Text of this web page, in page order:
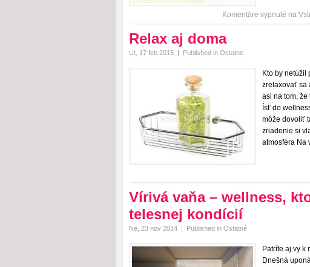
Komentáre vypnuté na
Relax aj doma
Ut, 17 feb 2015 | Published in Ostatné
Kto by netúžil
zrelaxovať sa
asi na tom,
Ísť do
môže dovoliť
zriadenie si
atmosféra Na
Vírivá vaňa – wellness,
telesnej kondícií
Ne, 23 nov 2014 | Published in Ostatné
Patríte aj vy k
Dnešná